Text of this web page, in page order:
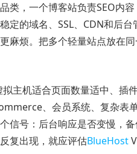
类，一个博客站负责SEO内
定的域名、SSL、CDN和后
麻烦。把多个轻量站点放在
主机适合页面数量适中、插
、会员系统、复杂表
信号：后台响应是否变慢，
复出现，就应评估BlueHost